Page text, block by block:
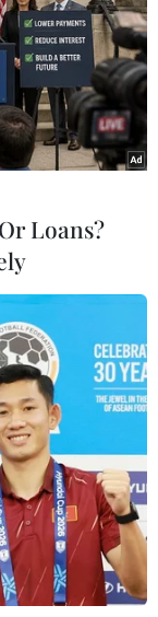
Trị) là nơi yên
phục vụ chiến
trong suốt cuộc
Hiếu/TTXVN)
ơn của các anh
9. (Ảnh: Hoàng
Loans?